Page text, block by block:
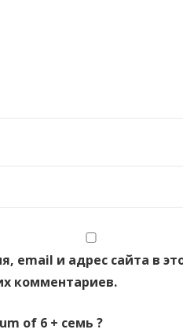
email и адрес сайта в
комментариев.
of 6 + семь ?